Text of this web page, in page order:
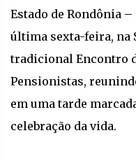
Estado de Rondônia
última sexta-feira, na
tradicional Encontro
Pensionistas,
em uma tarde
celebração da vida.